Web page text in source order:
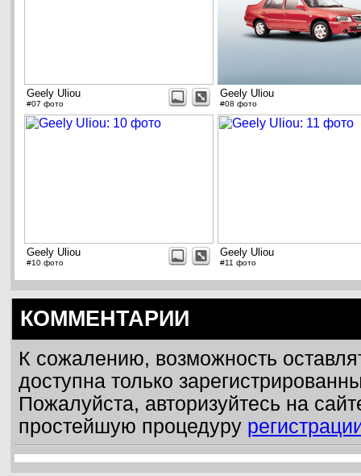
Geely Uliou
#07 фото
Geely Uliou
#08 фото
Geely Uliou
#10 фото
Geely Uliou
#11 фото
КОММЕНТАРИИ
К сожалению, возможность
доступна только
Пожалуйста, авторизуйтесь на
простейшую процедуру